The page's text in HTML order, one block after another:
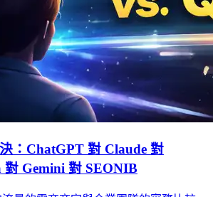
：ChatGPT 對 Claude 對
對 Gemini 對 SEONIB